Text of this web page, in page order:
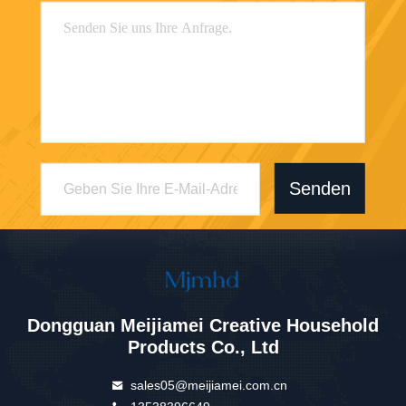
Senden
Dongguan Meijiamei Creative Household
Products Co., Ltd
sales05@meijiamei.com.cn